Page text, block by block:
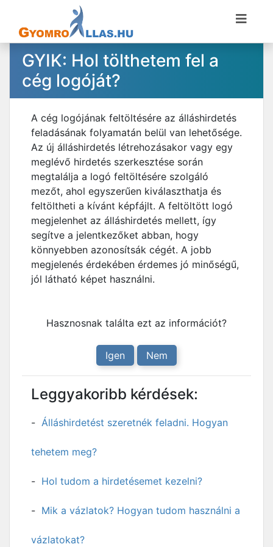
GYIK: Hol tölthetem fel a
cég logóját?
A cég logójának feltöltésére az álláshirdetés
feladásának folyamatán belül van lehetősége.
Az új álláshirdetés létrehozásakor vagy egy
meglévő hirdetés szerkesztése során
megtalálja a logó feltöltésére szolgáló
mezőt, ahol egyszerűen kiválaszthatja és
feltöltheti a kívánt képfájlt. A feltöltött logó
megjelenhet az álláshirdetés mellett, így
segítve a jelentkezőket abban, hogy
könnyebben azonosítsák cégét. A jobb
megjelenés érdekében érdemes jó minőségű,
jól látható képet használni.
Hasznosnak találta ezt az információt?
Igen Nem
Leggyakoribb kérdések:
Álláshirdetést szeretnék feladni. Hogyan
tehetem meg?
Hol tudom a hirdetésemet kezelni?
Mik a vázlatok? Hogyan tudom használni a
vázlatokat?